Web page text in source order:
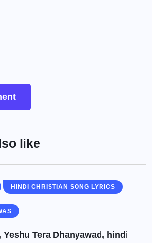
like
HINDI CHRISTIAN SONG LYRICS
Yeshu Tera Dhanyawad, hindi